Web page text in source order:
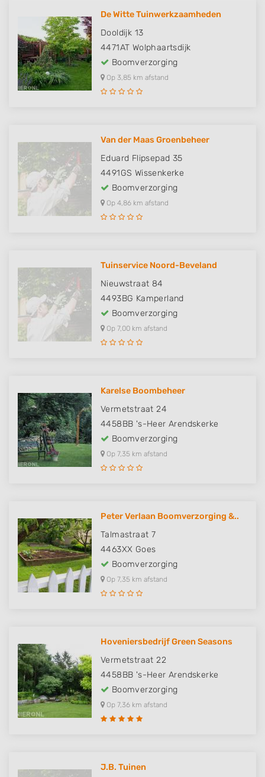
De Witte Tuinwerkzaamheden
Dooldijk 13
4471AT Wolphaartsdijk
Boomverzorging
Op 3,85 km afstand
Van der Maas Groenbeheer
Eduard Flipsepad 35
4491GS Wissenkerke
Boomverzorging
Op 4,86 km afstand
Tuinservice Noord-Beveland
Nieuwstraat 84
4493BG Kamperland
Boomverzorging
Op 7,00 km afstand
Karelse Boombeheer
Vermetstraat 24
4458BB 's-Heer Arendskerke
Boomverzorging
Op 7,35 km afstand
Peter Verlaan Boomverzorging &..
Talmastraat 7
4463XX Goes
Boomverzorging
Op 7,35 km afstand
Hoveniersbedrijf Green Seasons
Vermetstraat 22
4458BB 's-Heer Arendskerke
Boomverzorging
Op 7,36 km afstand
J.B. Tuinen